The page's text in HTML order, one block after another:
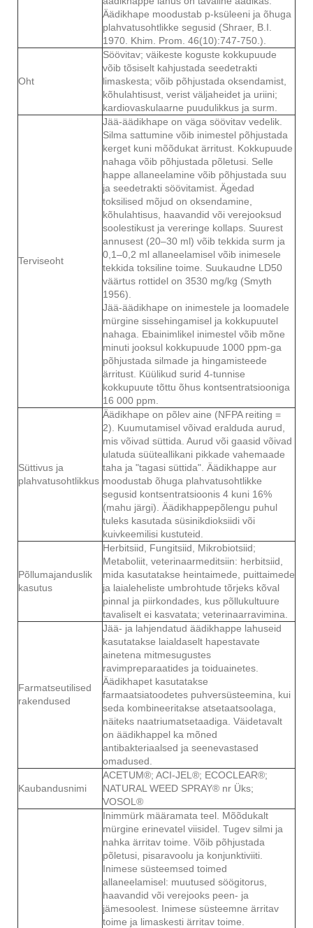
Äädikhape moodustab p-ksüleeni ja õhuga
plahvatusohtlikke segusid (Shraer, B.I.
1970. Khim. Prom. 46(10):747-750.).
Oht
Söövitav; väikeste koguste kokkupuude
võib tõsiselt kahjustada seedetrakti
limaskesta; võib põhjustada oksendamist,
kõhulahtisust, verist väljaheidet ja uriini;
kardiovaskulaarne puudulikkus ja surm.
Terviseoht
Jää-äädikhape on väga söövitav vedelik.
Silma sattumine võib inimestel põhjustada
kerget kuni mõõdukat ärritust. Kokkupuude
nahaga võib põhjustada põletusi. Selle
happe allaneelamine võib põhjustada suu
ja seedetrakti söövitamist. Ägedad
toksilised mõjud on oksendamine,
kõhulahtisus, haavandid või verejooksud
soolestikust ja vereringe kollaps. Suurest
annusest (20–30 ml) võib tekkida surm ja
0,1–0,2 ml allaneelamisel võib inimesele
tekkida toksiline toime. Suukaudne LD50
väärtus rottidel on 3530 mg/kg (Smyth
1956).
Jää-äädikhape on inimestele ja loomadele
mürgine sissehingamisel ja kokkupuutel
nahaga. Ebainimlikel inimestel võib mõne
minuti jooksul kokkupuude 1000 ppm-ga
põhjustada silmade ja hingamisteede
ärritust. Küülikud surid 4-tunnise
kokkupuute tõttu õhus kontsentratsiooniga
16 000 ppm.
Süttivus ja
plahvatusohtlikkus
Äädikhape on põlev aine (NFPA reiting =
2). Kuumutamisel võivad eralduda aurud,
mis võivad süttida. Aurud või gaasid võivad
ulatuda süüteallikani pikkade vahemaade
taha ja "tagasi süttida". Äädikhappe aur
moodustab õhuga plahvatusohtlikke
segusid kontsentratsioonis 4 kuni 16%
(mahu järgi). Äädikhappepõlengu puhul
tuleks kasutada süsinikdioksiidi või
kuivkeemilisi kustuteid.
Põllumajanduslik
kasutus
Herbitsiid, Fungitsiid, Mikrobiotsiid;
Metaboliit, veterinaarmeditsiin: herbitsiid,
mida kasutatakse heintaimede, puittaimede
ja laialeheliste umbrohtude tõrjeks kõval
pinnal ja piirkondades, kus põllukultuure
tavaliselt ei kasvatata; veterinaarravimina.
Farmatseutilised
rakendused
Jää- ja lahjendatud äädikhappe lahuseid
kasutatakse laialdaselt hapestavate
ainetena mitmesugustes
ravimpreparaatides ja toiduainetes.
Äädikhapet kasutatakse
farmaatsiatoodetes puhversüsteemina, kui
seda kombineeritakse atsetaatsoolaga,
näiteks naatriumatsetaadiga. Väidetavalt
on äädikhappel ka mõned
antibakteriaalsed ja seenevastased
omadused.
Kaubandusnimi
ACETUM®; ACI-JEL®; ECOCLEAR®;
NATURAL WEED SPRAY® nr Üks;
VOSOL®
Inimmürk määramata teel. Mõõdukalt
mürgine erinevatel viisidel. Tugev silmi ja
nahka ärritav toime. Võib põhjustada
põletusi, pisaravoolu ja konjunktiviiti.
Inimese süsteemsed toimed
allaneelamisel: muutused söögitorus,
haavandid või verejooks peen- ja
jämesoolest. Inimese süsteemne ärritav
toime ja limaskesti ärritav toime.